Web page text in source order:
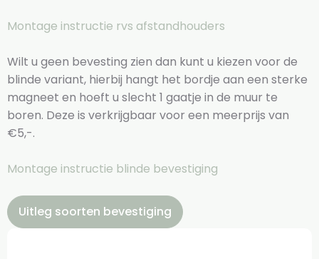
Montage instructie rvs afstandhouders
Wilt u geen bevesting zien dan kunt u kiezen voor de
blinde variant, hierbij hangt het bordje aan een sterke
magneet en hoeft u slecht 1 gaatje in de muur te
boren. Deze is verkrijgbaar voor een meerprijs van
€5,-.
Montage instructie blinde bevestiging
Uitleg soorten bevestiging